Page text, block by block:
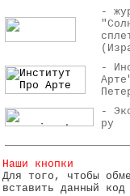
-
-
-
ру
Наши кнопки
Для того, чтобы
вставить данный